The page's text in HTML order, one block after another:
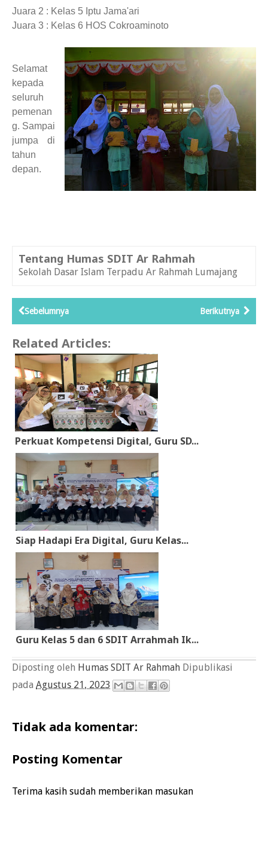
Juara 2 : Kelas 5 Iptu Jama'ari
Juara 3 : Kelas 6 HOS Cokroaminoto
Selamat
kepada
seluruh
pemenan
g. Sampai
jumpa di
tahun
depan.
Tentang Humas SDIT Ar Rahmah
Sekolah Dasar Islam Terpadu Ar Rahmah Lumajang
Berikutnya
Sebelumnya
Related Articles:
Perkuat Kompetensi Digital, Guru SD...
Siap Hadapi Era Digital, Guru Kelas...
Guru Kelas 5 dan 6 SDIT Arrahmah Ik...
Diposting oleh Humas SDIT Ar Rahmah Dipublikasi
pada Agustus 21, 2023
Tidak ada komentar:
Posting Komentar
Terima kasih sudah memberikan masukan